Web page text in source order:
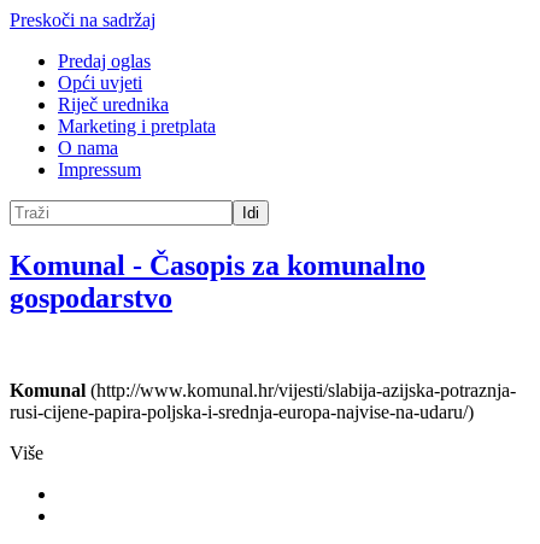
Preskoči na sadržaj
Predaj oglas
Opći uvjeti
Riječ urednika
Marketing i pretplata
O nama
Impressum
Idi
Komunal - Časopis za komunalno
gospodarstvo
Komunal (http://www.komunal.hr/vijesti/slabija-azijska-potraznja-
rusi-cijene-papira-poljska-i-srednja-europa-najvise-na-udaru/)
Više